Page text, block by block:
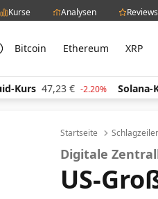
Kurse Analysen Reviews
Bitcoin Ethereum XRP
€ -2.20% Solana-Kurs 64,81
Startseite
Digitale
US-